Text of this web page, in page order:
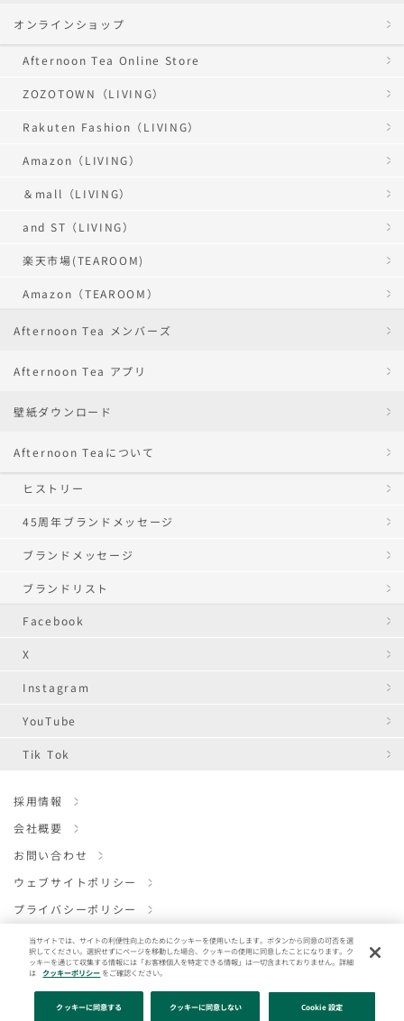
オンラインショップ
Afternoon Tea Online Store
ZOZOTOWN（LIVING）
Rakuten Fashion（LIVING）
Amazon（LIVING）
＆mall（LIVING）
and ST（LIVING）
楽天市場(TEAROOM)
Amazon（TEAROOM）
Afternoon Tea メンバーズ
Afternoon Tea アプリ
壁紙ダウンロード
Afternoon Teaについて
ヒストリー
45周年ブランドメッセージ
ブランドメッセージ
ブランドリスト
Facebook
X
Instagram
YouTube
Tik Tok
採用情報
会社概要
お問い合わせ
ウェブサイトポリシー
プライバシーポリシー
クッキーポリシー
ENGLISH
Copyright (C) ICL inc. IVY COMPANY INC. All Rights Reserved.
当サイトでは、サイトの利便性向上のためにクッキーを使用いたします。ボタンから同意の可否を選
択してください。選択せずにページを移動した場合、クッキーの使用に同意したことになります。ク
ッキーを通じて収集する情報には「お客様個人を特定できる情報」は一切含まれておりません。詳細
は
クッキーポリシー をご確認ください。
Cookie 設定
クッキーに同意しない
クッキーに同意する